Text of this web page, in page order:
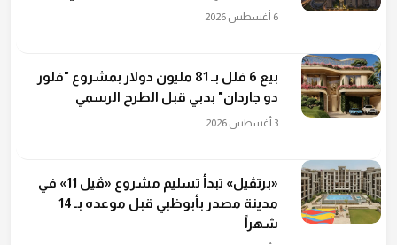
6 أغسطس 2026
بيع 6 فلل بـ 81 مليون دولار بمشروع "فلور
دو جاردان" بدبي قبل الطرح الرسمي
3 أغسطس 2026
«برتڤيل» تبدأ تسليم مشروع «ڤيل 11» في
مدينة مصدر بأبوظبي قبل موعده بـ 14
شهراً